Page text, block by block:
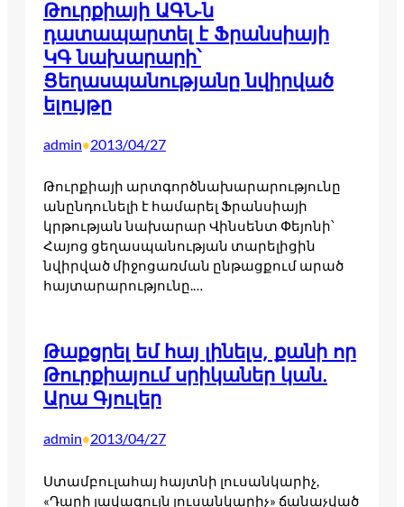
Թուրքիայի ԱԳՆ-ն
դատապարտել է Ֆրանսիայի
ԿԳ նախարարի՝
Ցեղասպանությանը նվիրված
ելույթը
admin•2013/04/27
Թուրքիայի արտգործնախարարությունը
անընդունելի է համարել Ֆրանսիայի
կրթության նախարար Վինսենտ Փեյոնի՝
Հայոց ցեղասպանության տարելիցին
նվիրված միջոցառման ընթացքում արած
հայտարարությունը.…
Թաքցրել եմ հայ լինելս, քանի որ
Թուրքիայում սրիկաներ կան.
Արա Գյուլեր
admin•2013/04/27
Ստամբուլահայ հայտնի լուսանկարիչ,
«Դարի լավագույն լուսանկարիչ» ճանաչված